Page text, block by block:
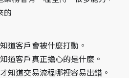
的
道客戶會被什麼打動。
道客戶真正擔心的是什麼。
知道交易流程哪裡容易出錯。